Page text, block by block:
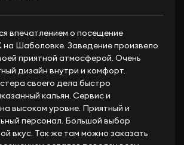
впечатлением о посещение
Шаболовке. Заведение произвело
приятной атмосферой. Очень
дизайн внутри и комфорт.
своего дела быстро
кальян. Сервис и
высоком уровне. Приятный и
персонал. Большой выбор
вкус. Так же там можно заказать